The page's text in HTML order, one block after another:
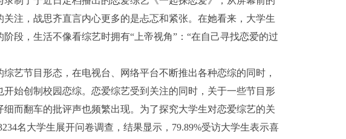
注，战思齐直言内心更多的是忐忑和紧张。在她看来，大学生
段，生活不像看综艺时拥有“上帝视角”：“在自己寻找恋爱的过
节目形态，在电视台、网络平台不断推出各种恋综的同时，
始创制校园恋综。恋爱综艺受到关注的同时，关于一些节目形
而翻车的批评声也频繁出现。为了探究大学生对恋爱综艺的关
名大学生展开问卷调查，结果显示，79.89%受访大学生表示喜